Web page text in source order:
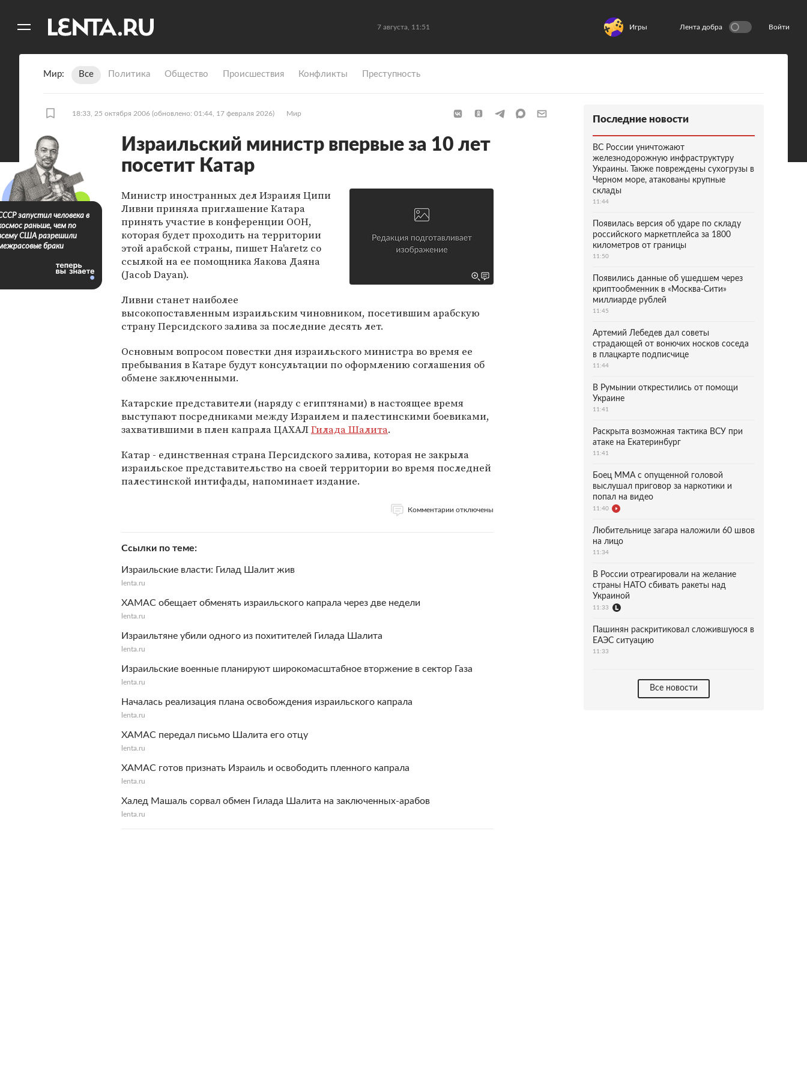
7 августа, 11:51 Игры Лента добра Войти
Мир Все Политика Общество Происшествия Конфликты Преступность
18:33, 25 октября 2006 (обновлено: 01:44, 17 февраля 2026) Мир
Израильский министр впервые за 10 лет
посетит Катар
Министр иностранных дел Израиля Ципи
Ливни приняла приглашение Катара
принять участие в конференции ООН,
которая будет проходить на территории
этой арабской страны, пишет Ha'aretz со
ссылкой на ее помощника Яакова Даяна
(Jacob Dayan).
Ливни станет наиболее
высокопоставленным израильским чиновником, посетившим арабскую
страну Персидского залива за последние десять лет.
Основным вопросом повестки дня израильского министра во время ее
пребывания в Катаре будут консультации по оформлению соглашения об
обмене заключенными.
Катарские представители (наряду с египтянами) в настоящее время
выступают посредниками между Израилем и палестинскими боевиками,
захватившими в плен капрала ЦАХАЛГилада Шалита.
Катар - единственная страна Персидского залива, которая не закрыла
израильское представительство на своей территории во время последней
палестинской интифады, напоминает издание.
Комментарии отключены
Ссылки по теме
Израильские власти: Гилад Шалит жив
lenta.ru
ХАМАС обещает обменять израильского капрала через две недели
lenta.ru
Израильтяне убили одного из похитителей Гилада Шалита
lenta.ru
Израильские военные планируют широкомасштабное вторжение в сектор Газа
lenta.ru
Началась реализация плана освобождения израильского капрала
lenta.ru
ХАМАС передал письмо Шалита его отцу
lenta.ru
ХАМАС готов признать Израиль и освободить пленного капрала
lenta.ru
Халед Машаль сорвал обмен Гилада Шалита на заключенных-арабов
lenta.ru
запустил человека в
раньше, чем по
США разрешили
браки
Последние новости
ВС России уничтожают
железнодорожную инфраструктуру
Украины. Также повреждены сухогрузы в
Черном море, атакованы крупные
склады
11:44
Появилась версия об ударе по складу
российского маркетплейса за 1800
километров от границы
11:50
Появились данные об ушедшем через
криптообменник в «Москва-Сити»
миллиарде рублей
11:45
Артемий Лебедев дал советы
страдающей от вонючих носков соседа
в плацкарте подписчице
11:44
В Румынии открестились от помощи
Украине
11:41
Раскрыта возможная тактика ВСУ при
атаке на Екатеринбург
11:41
Боец ММА с опущенной головой
выслушал приговор за наркотики и
попал на видео
11:40
Любительнице загара наложили 60 швов
на лицо
11:34
В России отреагировали на желание
страны НАТО сбивать ракеты над
Украиной
11:33
Пашинян раскритиковал сложившуюся в
ЕАЭС ситуацию
11:33
Все новости